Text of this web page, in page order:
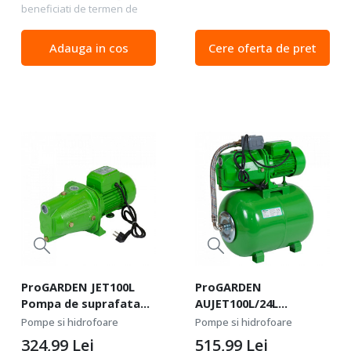
beneficiati de termen de
plutitor, recomandata
pentru evacuarea apei
Adauga in cos
alimentarea cu apa a...
Cere oferta de pret
ProGARDEN JET100L
Pompa de suprafata
1", 750W, apa curata,
50L/min
Pompe si hidrofoare
324,99 Lei
ProGARDEN
AUJET100L/24L
hidrofor, 750W,
50L/min, 24L
Pompe si hidrofoare
515,99 Lei